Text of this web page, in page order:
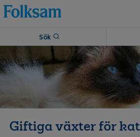
Till
navigation
Till
innehåll
Sök
Giftiga växter för